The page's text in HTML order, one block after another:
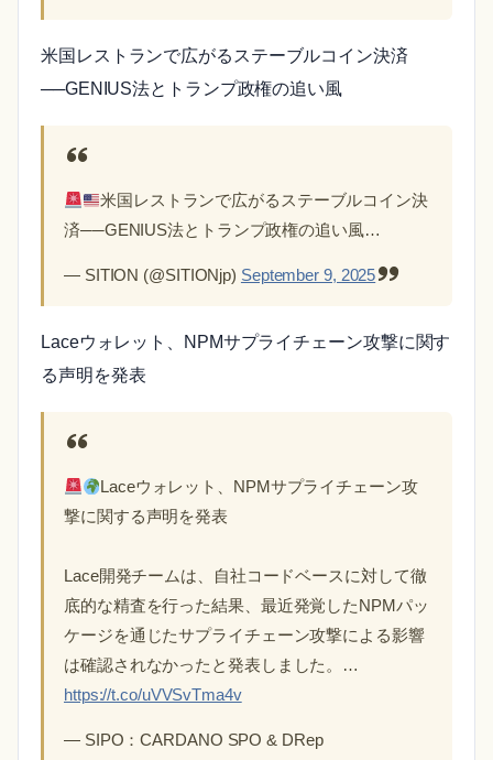
米国レストランで広がるステーブルコイン決済
──GENIUS法とトランプ政権の追い風
米国レストランで広がるステーブルコイン決
済──GENIUS法とトランプ政権の追い風…
— SITION (@SITIONjp) September 9, 2025
Laceウォレット、NPMサプライチェーン攻撃に関す
る声明を発表
Laceウォレット、NPMサプライチェーン攻
撃に関する声明を発表
Lace開発チームは、自社コードベースに対して徹
底的な精査を行った結果、最近発覚したNPMパッ
ケージを通じたサプライチェーン攻撃による影響
は確認されなかったと発表しました。…
https://t.co/uVVSvTma4v
— SIPO：CARDANO SPO & DRep